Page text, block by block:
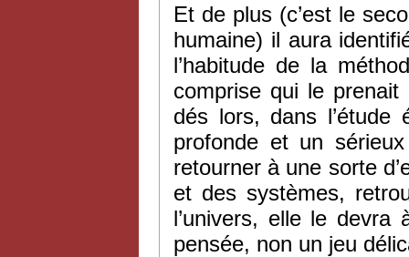
Et de plus (c’est le
humaine) il aura
l’habitude de la
comprise qui le
dés lors, dans l’étude
profonde et un
retourner à une sorte
et des systèmes,
l’univers, elle le
pensée, non un jeu